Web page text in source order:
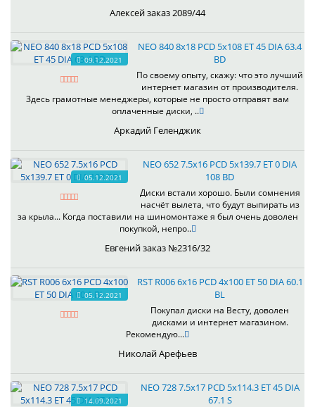
Алексей заказ 2089/44
09.12.2021
NEO 840 8x18 PCD 5x108 ET 45 DIA 63.4
BD
По своему опыту, скажу: что это лучший
интернет магазин от производителя.
Здесь грамотные менеджеры, которые не просто отправят вам
оплаченные диски, ..
Аркадий Геленджик
05.12.2021
NEO 652 7.5x16 PCD 5x139.7 ET 0 DIA
108 BD
Диски встали хорошо. Были сомнения
насчёт вылета, что будут выпирать из
за крыла... Когда поставили на шиномонтаже я был очень доволен
покупкой, непро..
Евгений заказ №2316/32
05.12.2021
RST R006 6x16 PCD 4x100 ET 50 DIA 60.1
BL
Покупал диски на Весту, доволен
дисками и интернет магазином.
Рекомендую...
Николай Арефьев
14.09.2021
NEO 728 7.5x17 PCD 5x114.3 ET 45 DIA
67.1 S